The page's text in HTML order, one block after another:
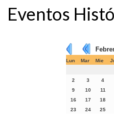
Eventos
Lun Mar Mie
2
3 4
9
10 11
16
17 18
23
24 25